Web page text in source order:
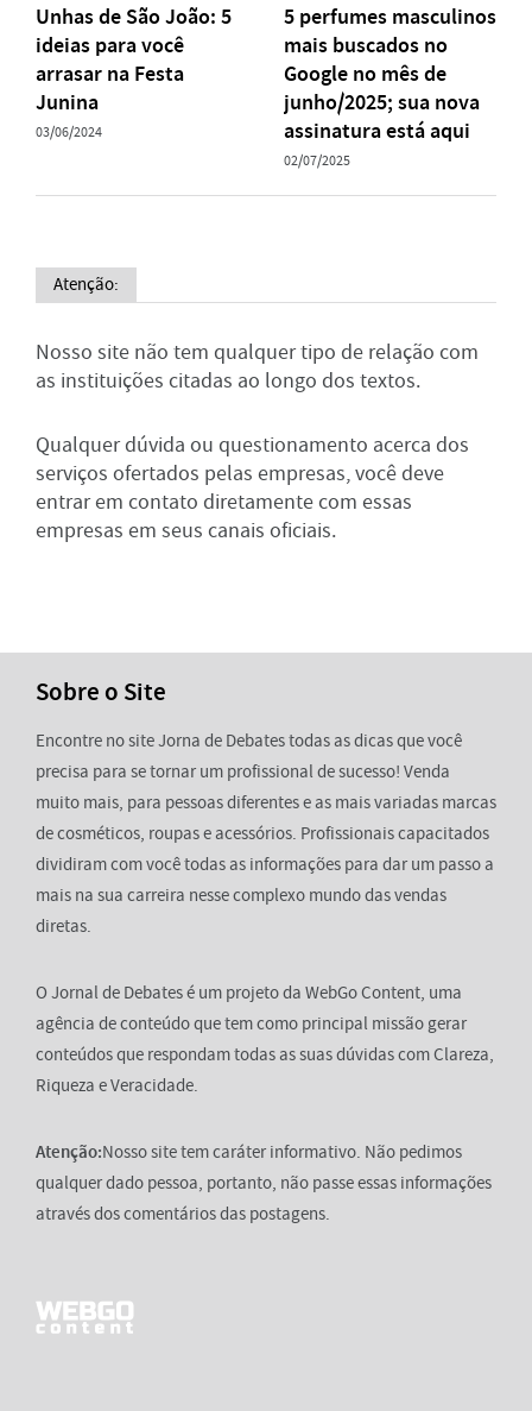
Unhas de São João: 5
ideias para você
arrasar na Festa
Junina
03/06/2024
5 perfumes masculinos
mais buscados no
Google no mês de
junho/2025; sua nova
assinatura está aqui
02/07/2025
Atenção:
Nosso site não tem qualquer tipo de relação com
as instituições citadas ao longo dos textos.
Qualquer dúvida ou questionamento acerca dos
serviços ofertados pelas empresas, você deve
entrar em contato diretamente com essas
empresas em seus canais oficiais.
Sobre o Site
Encontre no site Jorna de Debates todas as dicas que você
precisa para se tornar um profissional de sucesso! Venda
muito mais, para pessoas diferentes e as mais variadas marcas
de cosméticos, roupas e acessórios. Profissionais capacitados
dividiram com você todas as informações para dar um passo a
mais na sua carreira nesse complexo mundo das vendas
diretas.
O Jornal de Debates é um projeto da WebGo Content, uma
agência de conteúdo que tem como principal missão gerar
conteúdos que respondam todas as suas dúvidas com Clareza,
Riqueza e Veracidade.
Atenção:Nosso site tem caráter informativo. Não pedimos
qualquer dado pessoa, portanto, não passe essas informações
através dos comentários das postagens.